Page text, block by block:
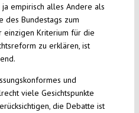
empirisch alles Andere als
des Bundestags zum
einzigen Kriterium für die
zu erklären, ist
und
viele Gesichtspunkte
die Debatte ist